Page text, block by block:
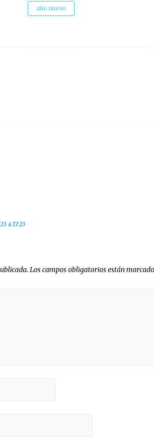
año nuevo
a 17:23
Los campos obligatorios están